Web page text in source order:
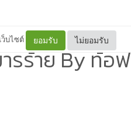
ว็บไซต์ ยอมรับ ไม่ยอมรับ
รร้าย By ท้อฟ